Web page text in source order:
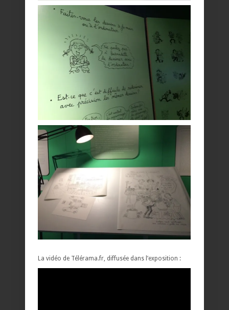
La vidéo de Télérama.fr, diffusée dans l’exposition :